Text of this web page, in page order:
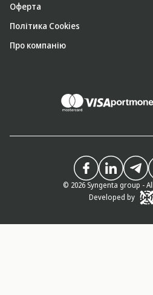
Оферта
Політика Cookies
Про компанію
© 2026 Syngenta group -
Developed by